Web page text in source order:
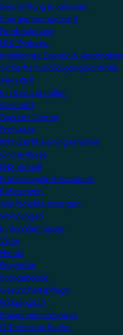
Beschattung & Jalousien
Energiemanagement
Fernbedienung
HLK-Systeme
Intelligente Szenen &
Sicherheit und Zugangskontrolle
Mein KNX
Ein Konto erstellen
Geschäft
Support-Center
Fachleute
KNX-Zertifizierung erhalten
Online-Kurse
KNX Virtuell
Professionelle Ressourcen
Referenzen
Alle Projekte anzeigen
Wohnungen
Einfamilienhäuser
Villen
Hotels
Flughäfen
Bürogebäude
Gesundheitspflege
Pädagogisch
Freizeiteinrichtungen
Öffentliches Sektor